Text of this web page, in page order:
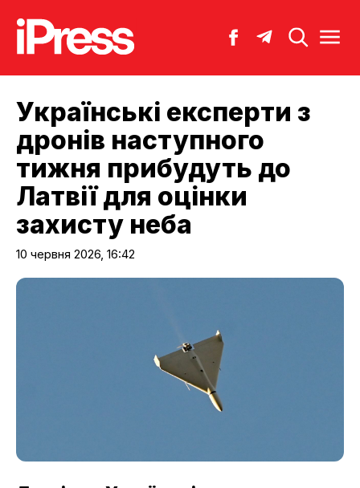
Українські експерти з
дронів наступного
тижня прибудуть до
Латвії для оцінки
захисту неба
10 червня 2026, 16:42